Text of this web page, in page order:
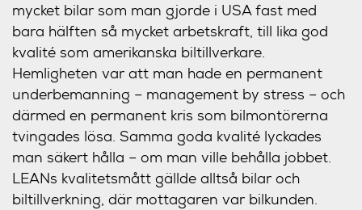
mycket bilar som man gjorde i USA fast med
bara hälften så mycket arbetskraft, till lika god
kvalité som amerikanska biltillverkare.
Hemligheten var att man hade en permanent
underbemanning – management by stress – och
därmed en permanent kris som bilmontörerna
tvingades lösa. Samma goda kvalité lyckades
man säkert hålla – om man ville behålla jobbet.
LEANs kvalitetsmått gällde alltså bilar och
biltillverkning, där mottagaren var bilkunden.